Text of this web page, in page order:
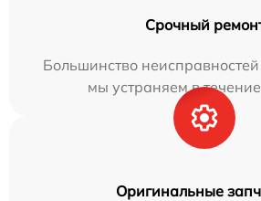
Срочный
Большинство
мы устраняем в
Оригинальные